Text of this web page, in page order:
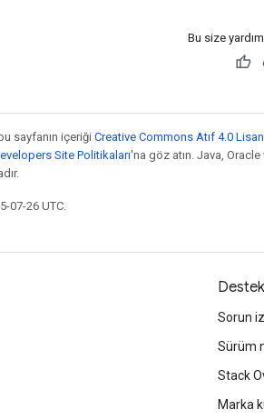
Bu size
sayfanın içeriği Creative Commons Atıf 4.0
Site Politikaları'na göz atın. Java,
07-26 UTC.
Destek
Sorun
Sürüm
Stack
Marka